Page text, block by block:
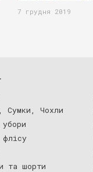
7 грудня 2019
Сумки, Чохли
та шорти